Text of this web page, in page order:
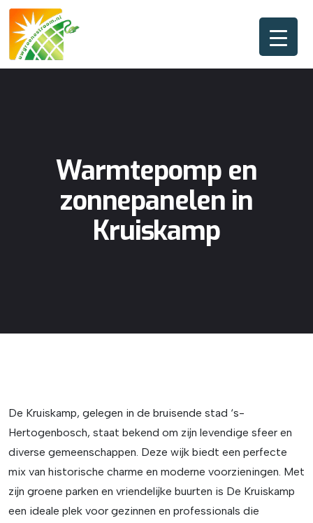
Warmtepomp en
zonnepanelen in
Kruiskamp
De Kruiskamp, gelegen in de bruisende stad ‘s-
Hertogenbosch, staat bekend om zijn levendige sfeer en
diverse gemeenschappen. Deze wijk biedt een perfecte
mix van historische charme en moderne voorzieningen. Met
zijn groene parken en vriendelijke buurten is De Kruiskamp
een ideale plek voor gezinnen en professionals die